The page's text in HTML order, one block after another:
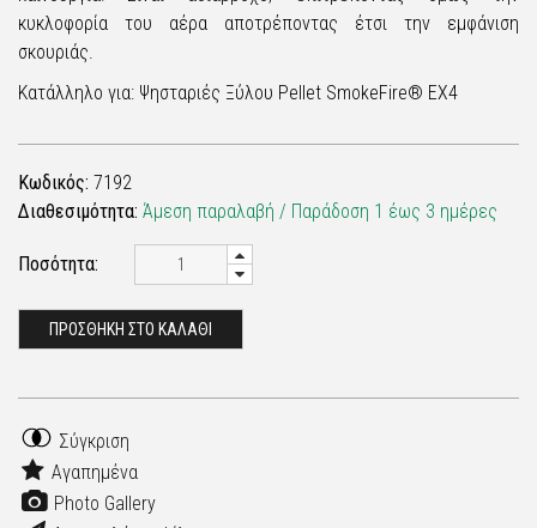
κυκλοφορία του αέρα αποτρέποντας έτσι την εμφάνιση
σκουριάς.
Κατάλληλο για: Ψησταριές Ξύλου Pellet SmokeFire® EX4
Κωδικός: 7192
Διαθεσιμότητα: Άμεση παραλαβή / Παράδoση 1 έως 3 ημέρες
Ποσότητα:
ΠΡΟΣΘΗΚΗ ΣΤΟ ΚΑΛΑΘΙ
Σύγκριση
Αγαπημένα
Photo Gallery